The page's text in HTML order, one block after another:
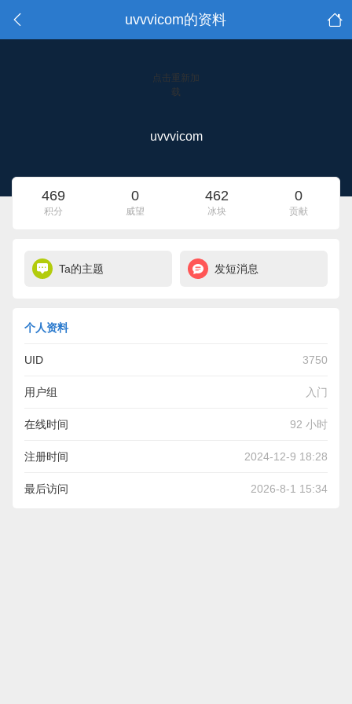
uvvvicom的资料
点击重新加
载
uvvvicom
469
积分
0
威望
462
冰块
0
贡献
Ta的主题 发短消息
个人资料
UID 3750
用户组 入门
在线时间 92 小时
注册时间 2024-12-9 18:28
最后访问 2026-8-1 15:34